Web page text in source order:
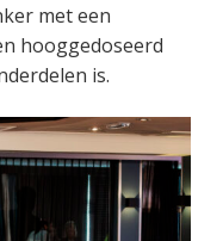
met een
hooggedoseerd
is.